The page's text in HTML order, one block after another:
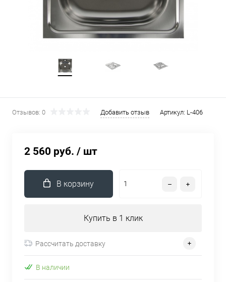
Отзывов: 0 Добавить отзыв Артикул: L-406
2 560 руб. / шт
В корзину
Купить в 1 клик
Рассчитать доставку
В наличии